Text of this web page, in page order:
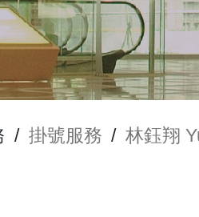
/ 掛號服務 / 林鈺翔